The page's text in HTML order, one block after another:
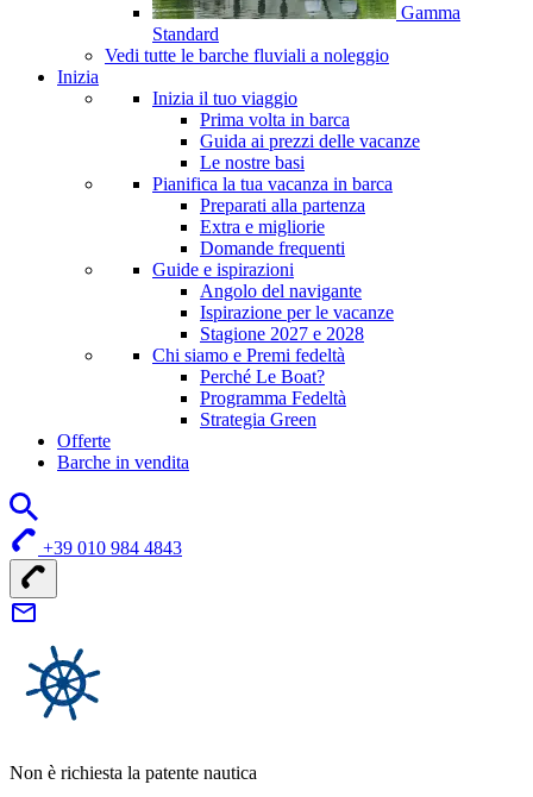
Gamma
Standard
Vedi tutte le barche fluviali a noleggio
Inizia
Inizia il tuo viaggio
Prima volta in barca
Guida ai prezzi delle vacanze
Le nostre basi
Pianifica la tua vacanza in barca
Preparati alla partenza
Extra e migliorie
Domande frequenti
Guide e ispirazioni
Angolo del navigante
Ispirazione per le vacanze
Stagione 2027 e 2028
Chi siamo e Premi fedeltà
Perché Le Boat?
Programma Fedeltà
Strategia Green
Offerte
Barche in vendita
+39 010 984 4843
Non è richiesta la patente nautica